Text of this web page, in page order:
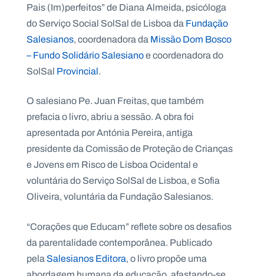
Pais (Im)perfeitos” de Diana Almeida, psicóloga
do Serviço Social SolSal de Lisboa daFundação
Salesianos, coordenadora daMissão Dom Bosco
– Fundo Solidário Salesianoe coordenadora do
SolSal Provincial.
O salesiano Pe. Juan Freitas, que também
prefacia o livro, abriu a sessão. A obra foi
apresentada por Antónia Pereira, antiga
presidente da Comissão de Proteção de Crianças
e Jovens em Risco de Lisboa Ocidental e
voluntária do Serviço SolSal de Lisboa, e Sofia
Oliveira, voluntária da Fundação Salesianos.
“Corações que Educam” reflete sobre os desafios
da parentalidade contemporânea. Publicado
pelaSalesianos Editora, o livro propõe uma
C
I
O
N
L
S
a
l
s
i
a
n
o
s
p
t
g
n
d
a
o
t
a
c